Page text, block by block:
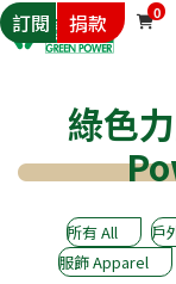
訂閱 捐款 
0
綠色
所有 All 戶
服飾 Apparel